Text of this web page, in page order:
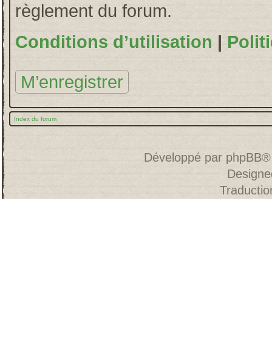
règlement du forum.
Conditions d’utilisation |
M’enregistrer
Index du forum
Développé par phpBB®